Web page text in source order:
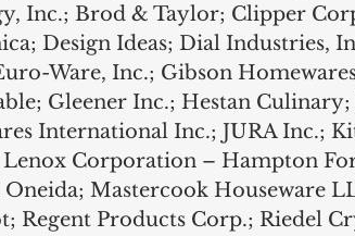
Inc.; Brod & Taylor; Clipper
Design Ideas; Dial Industries,
Ware, Inc.; Gibson
Gleener Inc.; Hestan
International Inc.; JURA Inc.;
Corporation – Hampton
Mastercook Houseware
Regent Products Corp.; Riedel